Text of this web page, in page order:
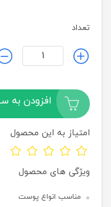
تعداد
افزودن به
امتیاز به این محصول
ویژگی های محصول
مناسب انواع پوست